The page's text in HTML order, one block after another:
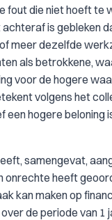
fout die niet hoeft te
is gebleken
of meer dezelfde
als betrokkene,
voor de hogere
volgens het
een hogere beloning
samengevat,
onrechte heeft
kan maken op
de periode van 1